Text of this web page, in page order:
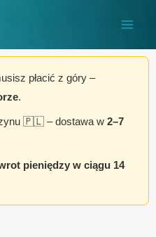
płacić z góry –
.
🇵🇱 – dostawa w 2–7
pieniędzy w ciągu 14